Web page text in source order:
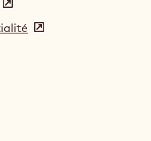
(opens
in
(opens